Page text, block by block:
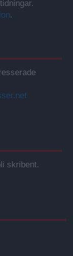
.
skribent.